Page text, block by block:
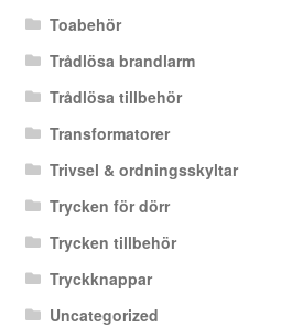
Toabehör
Trådlösa brandlarm
Trådlösa tillbehör
Transformatorer
Trivsel & ordningsskyltar
Trycken för dörr
Trycken tillbehör
Tryckknappar
Uncategorized